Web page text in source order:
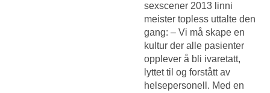
sexscener 2013 linni
meister topless uttalte den
gang: – Vi må skape en
kultur der alle pasienter
opplever å bli ivaretatt,
lyttet til og forstått av
helsepersonell. Med en